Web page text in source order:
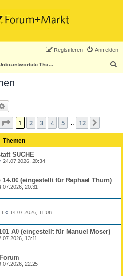
Anmelden
Registrieren
Unbeantwortete Themen
Seite 1von 12
1 2 3 4 5 12
Themen
SUCHE
24.07.2026, 20:34
14.00 (eingestellt für Raphael Thurn)
20:31
« 14.07.2026, 11:08
A0 (eingestellt für Manuel Moser)
13:11
22:25